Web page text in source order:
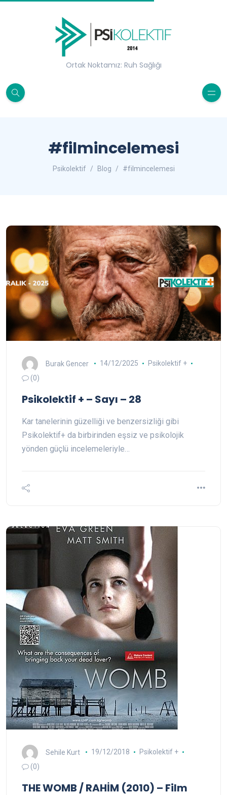
Ortak Noktamız: Ruh Sağlığı
#filmincelemesi
Psikolektif Blog #filmincelemesi
Burak Gencer 14/12/2025
Psikolektif +
(0)
Psikolektif + – Sayı – 28
Kar tanelerinin güzelliği ve benzersizliği gibi
Psikolektif+ da birbirinden eşsiz ve psikolojik
yönden güçlü incelemeleriyle…
Sehile Kurt 19/12/2018
Psikolektif +
(0)
THE WOMB / RAHİM (2010) – Film